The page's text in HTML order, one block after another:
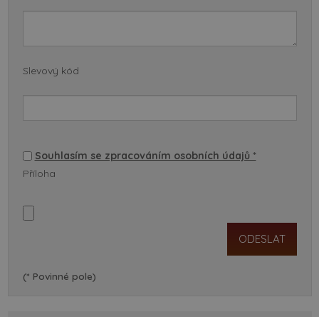
Slevový kód
Souhlasím se zpracováním osobních údajů *
Příloha
(* Povinné pole)